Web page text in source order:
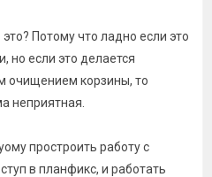
Потому что ладно если это
но если это делается
очищением корзины, то
неприятная.
простроить работу с
в планфикс, и работать